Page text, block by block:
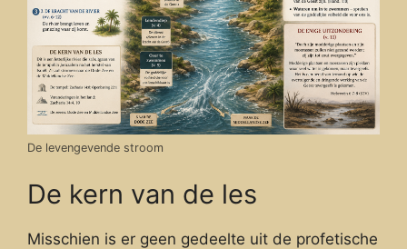
De levengevende stroom
De kern van de les
Misschien is er geen gedeelte uit de profetische